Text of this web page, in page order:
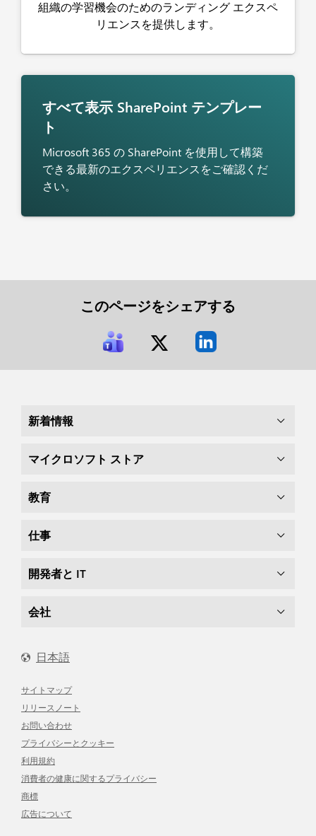
組織の学習機会のためのランディング エクスペ
リエンスを提供します。
すべて表示 SharePoint テンプレー
ト
Microsoft 365 の SharePoint を使用して構築
できる最新のエクスペリエンスをご確認くだ
さい。
このページをシェアする
新着情報
マイクロソフト ストア
教育
仕事
開発者と IT
会社
日本語
サイトマップ
リリースノート
お問い合わせ
プライバシーとクッキー
利用規約
消費者の健康に関するプライバシー
商標
広告について